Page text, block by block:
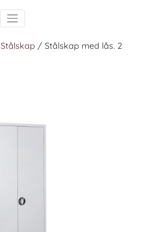
Stålskap / Stålskap med lås. 2